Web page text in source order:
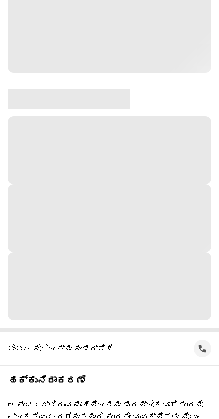
ಬೆಂಬಲ ಸೇವೆಯನ್ನು ಸಂಪರ್ಕಿಸಿ
ಹಕ್ಕುನಿರಾಕರಣೆ
ಈ ಪುಟದಲ್ಲಿರುವ ಮಾಹಿತಿಯನ್ನು ಪ್ರತ್ಯೇಕವಾಗಿ ಮೂರನೇ
ವ್ಯಕ್ತಿಯು ಒದಗಿಸುತ್ತಾರೆ. ಮೂರನೇ ವ್ಯಕ್ತಿಗಳು ನೀಡುವ